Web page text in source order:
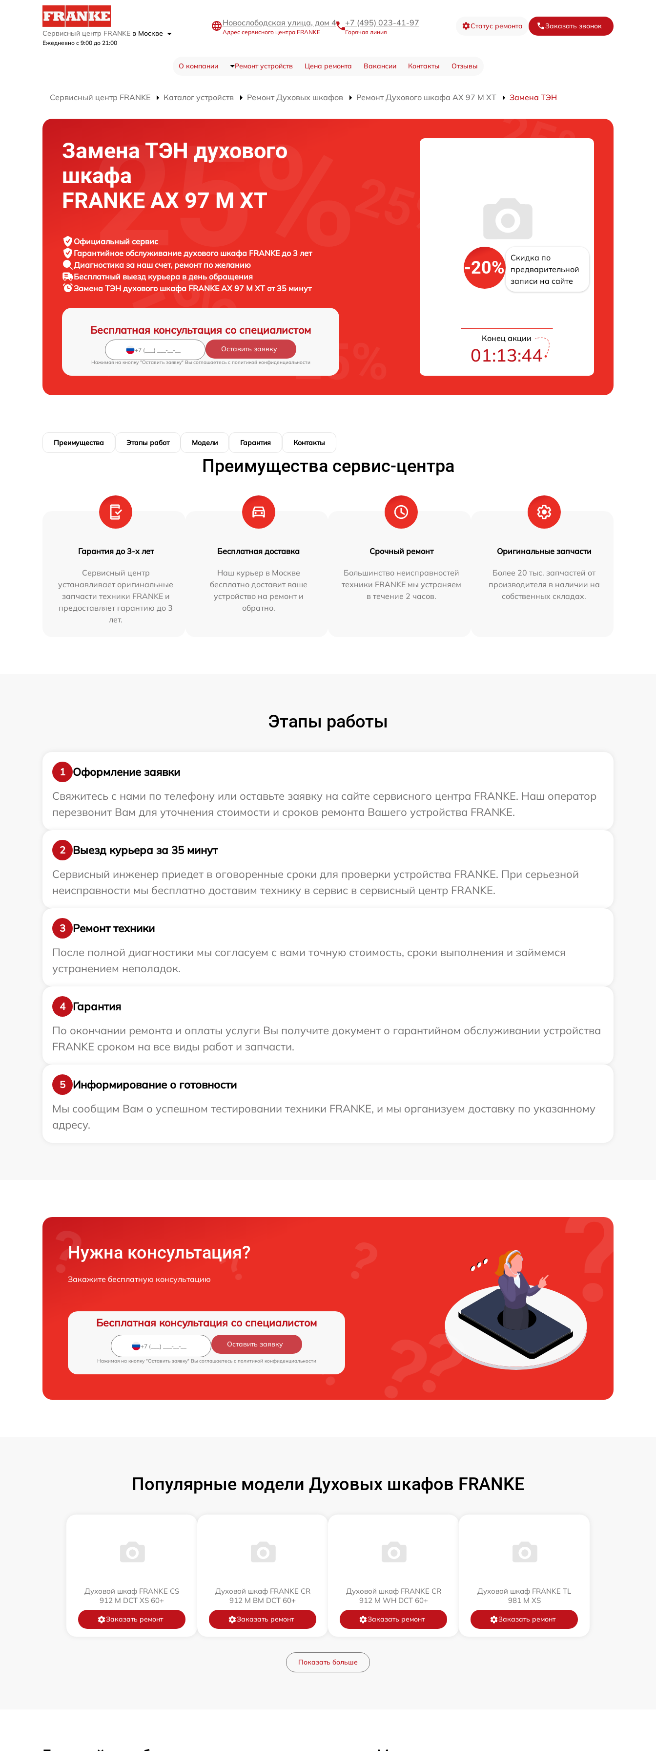
Сервисный центр FRANKE в Москве
Ежедневно с 9:00 до 21:00
Новослободская улица, дом 4
Адрес сервисного центра FRANKE
+7 (495) 023-41-97
Горячая линия
Статус ремонта Заказать звонок
О компании Ремонт устройств Цена ремонта Вакансии Контакты Отзывы
Сервисный центр FRANKE Каталог устройств Ремонт Духовых шкафов Ремонт Духового шкафа AX 97 M XT Замена ТЭН
Замена ТЭН духового
шкафа
FRANKE AX 97 M XT
Официальный сервис
Гарантийное обслуживание духового шкафа FRANKE до 3 лет
Диагностика за наш счет, ремонт по желанию
Бесплатный выезд курьера в день обращения
Замена ТЭН духового шкафа FRANKE AX 97 M XT от 35 минут
Бесплатная консультация со специалистом
Оставить заявку
Нажимая на кнопку "Оставить заявку" Вы соглашаетесь c политикой конфиденциальности
-20%
Скидка по
предварительной
записи на сайте
Конец акции
01:13:43
Преимущества Этапы работ Модели Гарантия Контакты
Преимущества сервис-центра
Гарантия до 3-х лет
Сервисный центр
устанавливает оригинальные
запчасти техники FRANKE и
предоставляет гарантию до 3
лет.
Бесплатная доставка
Наш курьер в Москве
бесплатно доставит ваше
устройство на ремонт и
обратно.
Срочный ремонт
Большинство неисправностей
техники FRANKE мы устраняем
в течение 2 часов.
Оригинальные запчасти
Более 20 тыс. запчастей от
производителя в наличии на
собственных складах.
Этапы работы
1
Оформление заявки
Свяжитесь с нами по телефону или оставьте заявку на сайте сервисного центра FRANKE. Наш оператор
перезвонит Вам для уточнения стоимости и сроков ремонта Вашего устройства FRANKE.
2
Выезд курьера за 35 минут
Сервисный инженер приедет в оговоренные сроки для проверки устройства FRANKE. При серьезной
неисправности мы бесплатно доставим технику в сервис в сервисный центр FRANKE.
3
Ремонт техники
После полной диагностики мы согласуем с вами точную стоимость, сроки выполнения и займемся
устранением неполадок.
4
Гарантия
По окончании ремонта и оплаты услуги Вы получите документ о гарантийном обслуживании устройства
FRANKE сроком на все виды работ и запчасти.
5
Информирование о готовности
Мы сообщим Вам о успешном тестировании техники FRANKE, и мы организуем доставку по указанному
адресу.
Нужна консультация?
Закажите бесплатную консультацию
Бесплатная консультация со специалистом
Оставить заявку
Нажимая на кнопку "Оставить заявку" Вы соглашаетесь c политикой конфиденциальности
Популярные модели Духовых шкафов FRANKE
Духовой шкаф FRANKE CS
912 M DCT XS 60+
Заказать ремонт
Духовой шкаф FRANKE CR
912 M BM DCT 60+
Заказать ремонт
Духовой шкаф FRANKE CR
912 M WH DCT 60+
Заказать ремонт
Духовой шкаф FRANKE TL
981 M XS
Заказать ремонт
Показать больше